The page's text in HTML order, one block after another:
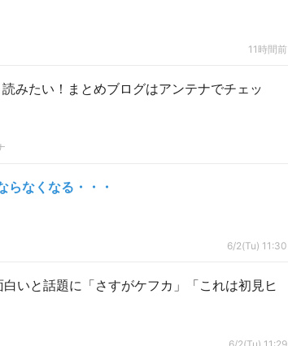
11時間前
みたい！まとめブログはアンテナでチェッ
らなくなる・・・
6/2(Tu) 11:30
白いと話題に「さすがケフカ」「これは初見ヒ